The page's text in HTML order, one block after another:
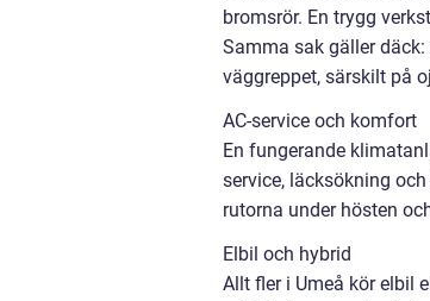
bromsrör. En trygg
Samma sak gäller
väggreppet, särskilt på
AC-service och komfort
En fungerande
service, läcksökning
rutorna under hösten
Elbil och hybrid
Allt fler i Umeå kör elbil